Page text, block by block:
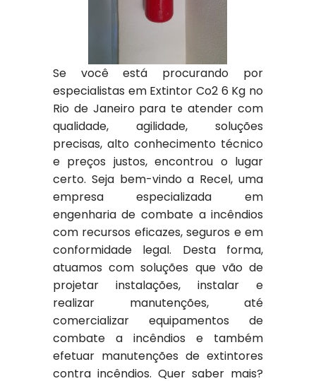
Se você está procurando por
especialistas em Extintor Co2 6 Kg no
Rio de Janeiro para te atender com
qualidade, agilidade, soluções
precisas, alto conhecimento técnico
e preços justos, encontrou o lugar
certo. Seja bem-vindo a Recel, uma
empresa especializada em
engenharia de combate a incêndios
com recursos eficazes, seguros e em
conformidade legal. Desta forma,
atuamos com soluções que vão de
projetar instalações, instalar e
realizar manutenções, até
comercializar equipamentos de
combate a incêndios e também
efetuar manutenções de extintores
contra incêndios. Quer saber mais?